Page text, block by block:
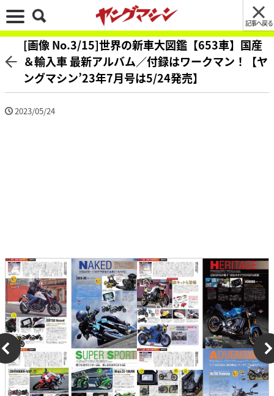
記事へ戻る
[画像 No.3/15]世界の新車大図鑑【653車】国産
＆輸入車 最新アルバム／付録はワークマン！【ヤ
ングマシン’23年7月号は5/24発売】
2023/05/24